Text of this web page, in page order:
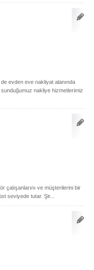
evden eve nakliyat alanında
nakliye hizmetlerimiz
çalışanlarını ve müşterilerini bir
seviyede tutar. Şir...